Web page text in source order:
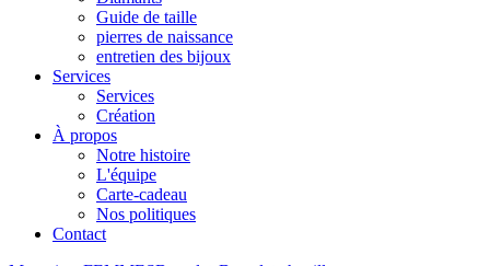
Guide de taille
pierres de naissance
entretien des bijoux
Services
Services
Création
À propos
Notre histoire
L'équipe
Carte-cadeau
Nos politiques
Contact